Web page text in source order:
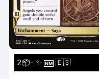
2📦- ✨NM 🇪🇸